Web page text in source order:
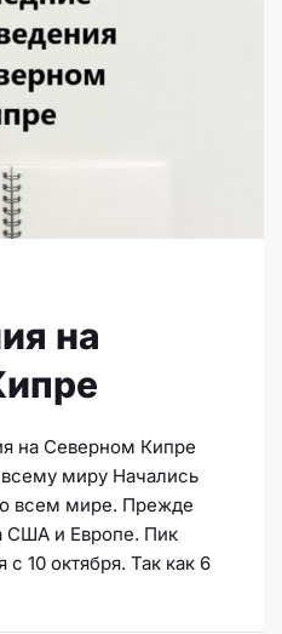
на
на Северном Кипре
миру Начались
всем мире. Прежде
США и Европе. Пик
10 октября. Так как 6